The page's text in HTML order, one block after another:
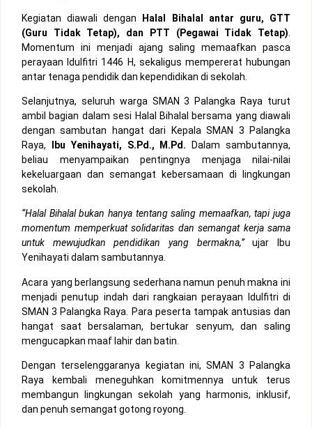
Kegiatan diawali dengan Halal Bihalal antar guru, GTT
(Guru Tidak Tetap), dan PTT (Pegawai Tidak Tetap)
Momentum ini menjadi ajang saling memaafkan pasca
perayaan Idulfitri 1446 H, sekaligus mempererat hubungan
antar tenaga pendidik dan kependidikan di sekolah.
Selanjutnya, seluruh warga SMAN 3 Palangka Raya turut
ambil bagian dalam sesi Halal Bihalal bersama yang diawali
dengan sambutan hangat dari Kepala SMAN 3 Palangka
Raya,
Ibu Yenihayati, S.Pd., M.Pd. Dalam sambutannya,
beliau menyampaikan pentingnya menjaga nilai-nilai
kekeluargaan dan semangat kebersamaan di lingkungan
sekolah.
“Halal Bihalal bukan hanya tentang saling memaafkan, tapi juga
momentum memperkuat solidaritas dan semangat kerja sama
untuk mewujudkan pendidikan yang bermakna,”ujar Ibu
Yenihayati dalam sambutannya.
Acara yang berlangsung sederhana namun penuh makna ini
menjadi penutup indah dari rangkaian perayaan Idulfitri di
SMAN 3 Palangka Raya. Para peserta tampak antusias dan
hangat saat bersalaman, bertukar senyum, dan saling
mengucapkan maaf lahir dan batin.
Dengan terselenggaranya kegiatan ini, SMAN 3 Palangka
Raya kembali meneguhkan komitmennya untuk terus
membangun lingkungan sekolah yang harmonis, inklusif,
dan penuh semangat gotong royong.